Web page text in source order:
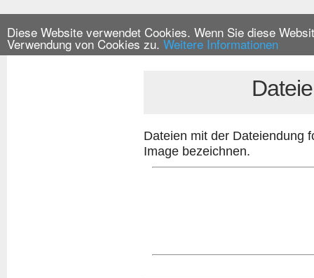
Diese Website verwendet Cookies. Wenn Sie diese
Verwendung von Cookies zu. Weitere Informationen
Dateien mit der Dateiendung
Image bezeichnen.